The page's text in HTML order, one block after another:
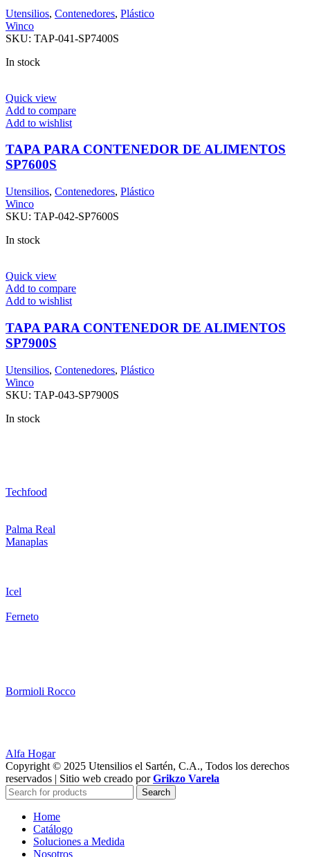
Utensilios, Contenedores, Plástico
Winco
SKU: TAP-041-SP7400S
In stock
Quick view
Add to compare
Add to wishlist
TAPA PARA CONTENEDOR DE ALIMENTOS
SP7600S
Utensilios, Contenedores, Plástico
Winco
SKU: TAP-042-SP7600S
In stock
Quick view
Add to compare
Add to wishlist
TAPA PARA CONTENEDOR DE ALIMENTOS
SP7900S
Utensilios, Contenedores, Plástico
Winco
SKU: TAP-043-SP7900S
In stock
Techfood
Palma Real
Manaplas
Icel
Ferneto
Bormioli Rocco
Alfa Hogar
Copyright © 2025 Utensilios el Sartén, C.A., Todos los derechos
reservados | Sitio web creado porGrikzo Varela
Search
Home
Catálogo
Soluciones a Medida
Nosotros